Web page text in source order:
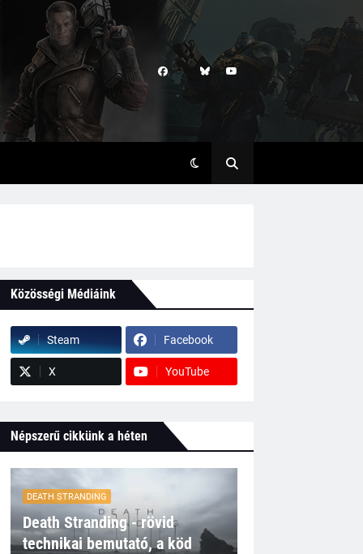
Közösségi Médiáink
Steam Facebook
X YouTube
Népszerű cikkünk a héten
DEATH STRANDING
Death Stranding - rövid
technikai bemutató, a köd